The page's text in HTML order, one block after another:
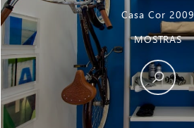
Casa Cor 2009
MOSTRAS